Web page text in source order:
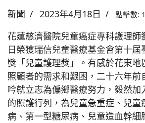
新聞 2023年4月18日 點擊數:
花蓮慈濟醫院兒童癌症專科護理師
日榮獲瑞信兒童醫療基金會第十
獎「兒童護理獎」。有感於花東地
照顧者的需求和艱困，二十六年前
吟就立志為偏鄉醫療努力，毅然加
的照護行列，為兒童急重症、兒童
病、第一型糖尿病、兒童造血幹細